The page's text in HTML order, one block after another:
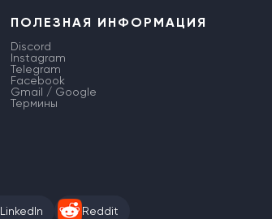
ПОЛЕЗНАЯ ИНФОРМАЦИЯ
Discord
Instagram
Telegram
Facebook
Gmail / Google
Термины
LinkedIn Reddit